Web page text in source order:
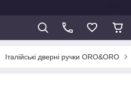
Італійські дверні ручки ORO&ORO